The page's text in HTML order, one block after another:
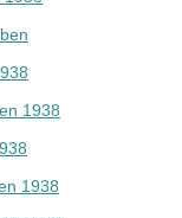
1938
1938